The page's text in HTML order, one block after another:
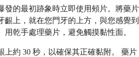
發的最初跡象時立即使用頰片。將藥片
齦上，就在您門牙的上方，與您感覺到
乾手處理藥片，避免觸摸黏性面。
上約 30 秒，以確保其正確黏附。 藥片